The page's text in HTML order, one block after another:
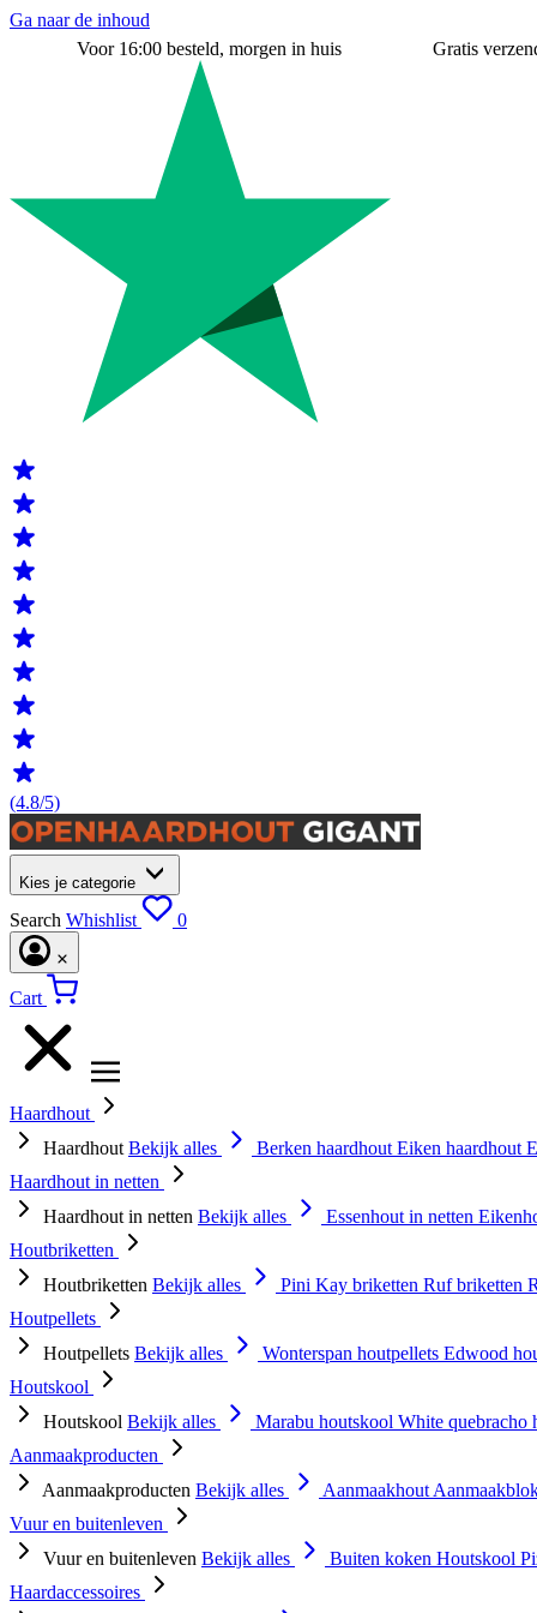
Ga naar de inhoud
Voor 16:00 besteld, morgen in huis
Gratis
(4.8/5)
Kies je categorie
Search Whishlist 0
Cart
Haardhout
Haardhout Bekijk alles Berken haardhout Eiken haardhout
Haardhout in netten
Haardhout in netten Bekijk alles Essenhout in netten
Houtbriketten
Houtbriketten Bekijk alles Pini Kay briketten Ruf briketten
Houtpellets
Houtpellets Bekijk alles Wonterspan houtpellets Edwood
Houtskool
Houtskool Bekijk alles Marabu houtskool White quebracho
Aanmaakproducten
Aanmaakproducten Bekijk alles Aanmaakhout
Vuur en buitenleven
Vuur en buitenleven Bekijk alles Buiten koken Houtskool
Haardaccessoires